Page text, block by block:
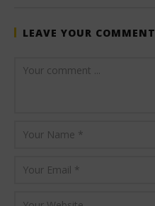
LEAVE YOUR COMMENT